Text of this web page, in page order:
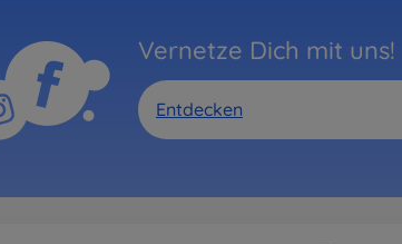
Vernetze Dich mit uns!
Entdecken